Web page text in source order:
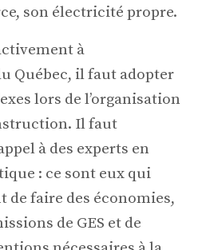
son électricité propre.
à
Québec, il faut adopter
lors de l’organisation
Il faut
à des experts en
: ce sont eux qui
de faire des économies,
de GES et de